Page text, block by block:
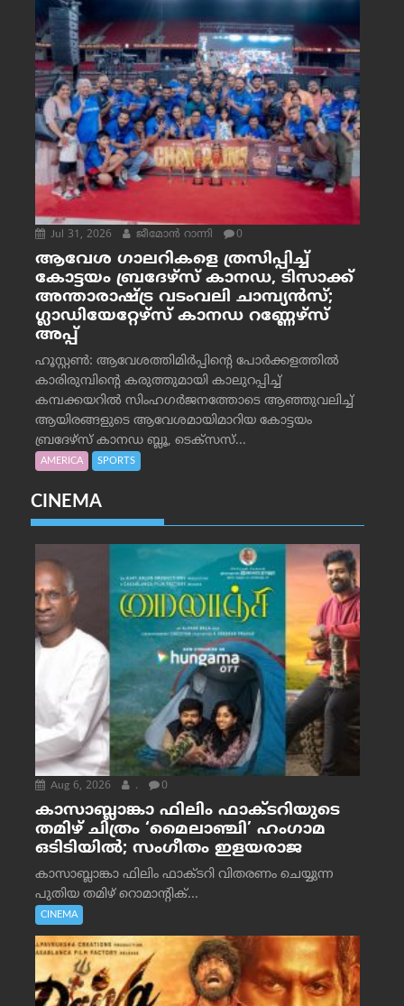
Jul 31, 2026 ജീമോന്‍ റാന്നി 0
ആവേശ ഗാലറികളെ ത്രസിപ്പിച്ച്
കോട്ടയം ബ്രദേഴ്‌സ് കാനഡ, ടിസാക്ക്
അന്താരാഷ്ട്ര വടംവലി ചാമ്പ്യന്‍സ്;
ഗ്ലാഡിയേറ്റേഴ്‌സ് കാനഡ റണ്ണേഴ്‌സ്
അപ്പ്
ഹൂസ്റ്റണ്‍: ആവേശത്തിമിര്‍പ്പിന്റെ പോര്‍ക്കളത്തില്‍
കാരിരുമ്പിന്റെ കരുത്തുമായി കാലുറപ്പിച്ച്
കമ്പക്കയറില്‍ സിംഹഗര്‍ജനത്തോടെ ആഞ്ഞുവലിച്ച്
ആയിരങ്ങളുടെ ആവേശമായിമാറിയ കോട്ടയം
ബ്രദേഴ്‌സ് കാനഡ ബ്ലൂ, ടെക്‌സസ്...
AMERICA SPORTS
CINEMA
Aug 6, 2026 . 0
കാസാബ്ലാങ്കാ ഫിലിം ഫാക്ടറിയുടെ
തമിഴ് ചിത്രം ‘മൈലാഞ്ചി’ ഹംഗാമ
ഒടിടിയിൽ; സംഗീതം ഇളയരാജ
കാസാബ്ലാങ്കാ ഫിലിം ഫാക്ടറി വിതരണം ചെയ്യുന്ന
പുതിയ തമിഴ് റൊമാന്റിക്...
CINEMA